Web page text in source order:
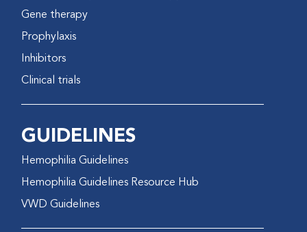
Gene therapy
Prophylaxis
Inhibitors
Clinical trials
GUIDELINES
Hemophilia Guidelines
Hemophilia Guidelines Resource Hub
VWD Guidelines